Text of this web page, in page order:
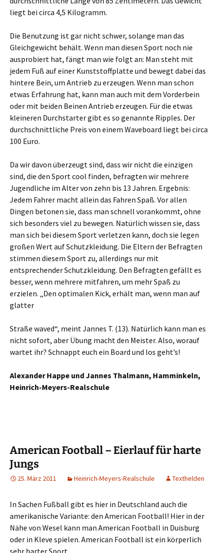
liegt bei circa 4,5 Kilogramm.
Die Benutzung ist gar nicht schwer, solange man das
Gleichgewicht behält. Wenn man diesen Sport noch nie
ausprobiert hat, fängt man wie folgt an: Man steht mit
jedem Fuß auf einer Kunststoffplatte und bewegt dabei das
hintere Bein, um Antrieb zu erzeugen. Wenn man schon
etwas Erfahrung hat, kann man auch mit dem Vorderbein
oder mit beiden Beinen Antrieb erzeugen. Für die etwas
kleineren Durchstarter gibt es so genannte Ripples. Der
durchschnittliche Preis von einem Waveboard liegt bei circa
100 Euro.
Da wir davon überzeugt sind, dass wir nicht die einzigen
sind, die den Sport cool finden, befragten wir mehrere
Jugendliche im Alter von zehn bis 13 Jahren. Ergebnis:
Jedem Fahrer macht allein das Fahren Spaß. Vor allen
Dingen betonen sie, dass man schnell vorankommt, ohne
sich besonders viel zu bewegen. Natürlich wissen sie, dass
man sich bei diesem Sport verletzen kann, doch sie legen
großen Wert auf Schutzkleidung. Die Eltern der Befragten
stimmen diesem Sport zu, allerdings nur mit
entsprechender Schutzkleidung. Den Befragten gefällt es
besser, wenn mehrere mitfahren, um mehr Spaß zu
erzielen. „Den optimalen Kick, erhält man, wenn man auf
glatter
Straße waved“, meint Jannes T. (13). Natürlich kann man es
nicht sofort, aber Übung macht den Meister. Also, worauf
wartet ihr? Schnappt euch ein Board und los geht’s!
Alexander Happe und Jannes Thalmann, Hamminkeln,
Heinrich-Meyers-Realschule
American Football – Eierlauf für harte
Jungs
25. März 2011 Heinrich-Meyers-Realschule Texthelden
In Sachen Fußball gibt es hier in Deutschland auch die
amerikanische Variante: den American Football! Hier in der
Nähe von Wesel kann man American Football in Duisburg
oder in Kleve spielen. American Football ist ein körperlich
sehr harter Sport.